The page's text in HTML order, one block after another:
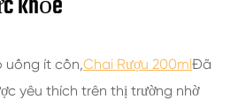
uống ít cồn,Chai Rượu 200mlĐã
yêu thích trên thị trường nhờ